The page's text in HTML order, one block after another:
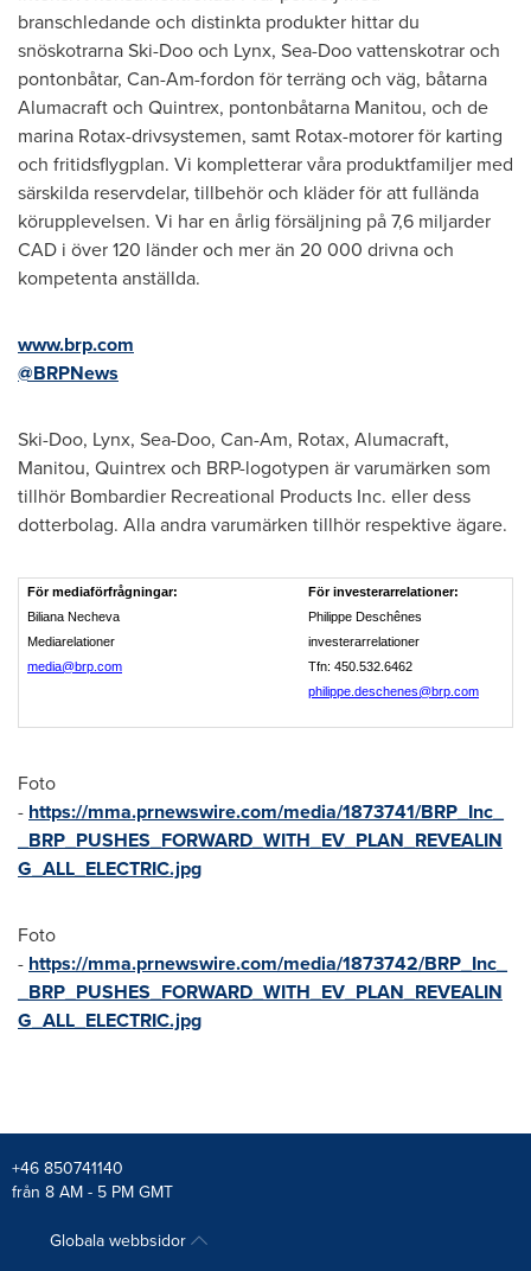
branschledande och distinkta produkter hittar du
snöskotrarna Ski-Doo och Lynx, Sea-Doo vattenskotrar och
pontonbåtar, Can-Am-fordon för terräng och väg, båtarna
Alumacraft och Quintrex, pontonbåtarna Manitou, och de
marina Rotax-drivsystemen, samt Rotax-motorer för karting
och fritidsflygplan. Vi kompletterar våra produktfamiljer med
särskilda reservdelar, tillbehör och kläder för att fullända
körupplevelsen. Vi har en årlig försäljning på 7,6 miljarder
CAD i över 120 länder och mer än 20 000 drivna och
kompetenta anställda.
www.brp.com
@BRPNews
Ski-Doo, Lynx, Sea-Doo, Can-Am, Rotax, Alumacraft,
Manitou, Quintrex och BRP-logotypen är varumärken som
tillhör Bombardier Recreational Products Inc. eller dess
dotterbolag. Alla andra varumärken tillhör respektive ägare.
För mediaförfrågningar:
För investerarrelationer:
Biliana Necheva
Philippe Deschênes
Mediarelationer
investerarrelationer
media@brp.com
Tfn: 450.532.6462
philippe.deschenes@brp.com
Foto
- https://mma.prnewswire.com/media/1873741/BRP_Inc_
_BRP_PUSHES_FORWARD_WITH_EV_PLAN_REVEALIN
G_ALL_ELECTRIC.jpg
Foto
- https://mma.prnewswire.com/media/1873742/BRP_Inc_
_BRP_PUSHES_FORWARD_WITH_EV_PLAN_REVEALIN
G_ALL_ELECTRIC.jpg
+46 850741140
från 8 AM - 5 PM GMT
Globala webbsidor